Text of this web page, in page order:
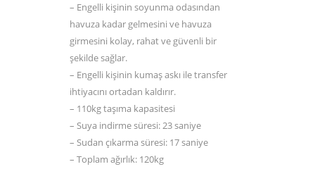
– Engelli kişinin soyunma odasından
havuza kadar gelmesini ve havuza
girmesini kolay, rahat ve güvenli bir
şekilde sağlar.
– Engelli kişinin kumaş askı ile transfer
ihtiyacını ortadan kaldırır.
– 110kg taşıma kapasitesi
– Suya indirme süresi: 23 saniye
– Sudan çıkarma süresi: 17 saniye
– Toplam ağırlık: 120kg